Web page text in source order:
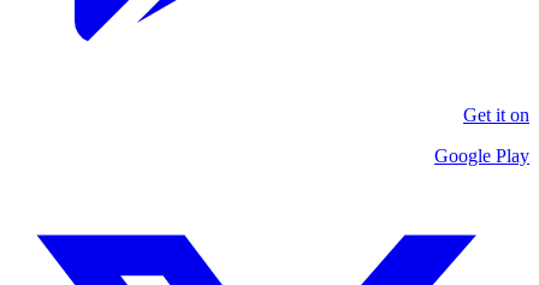
Get it on
Google Play